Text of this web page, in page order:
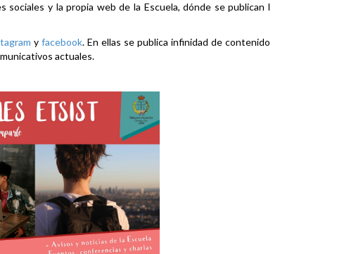
y la propia web de la Escuela, dónde se publican la
y facebook. En ellas se publica infinidad de contenidos
actuales.